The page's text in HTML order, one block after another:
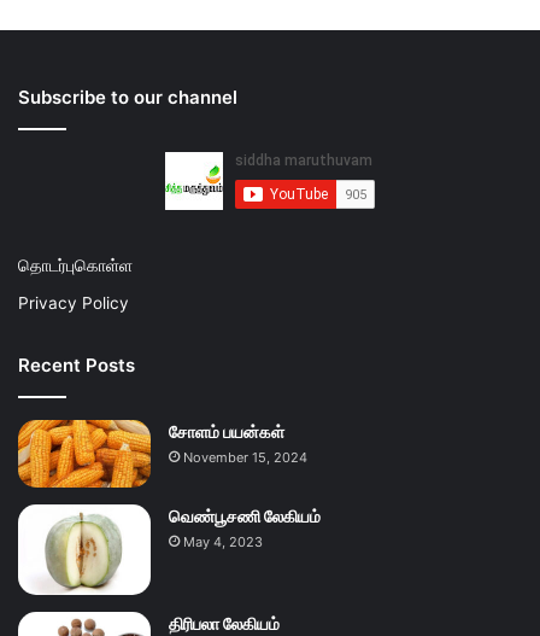
Subscribe to our channel
தொடர்புகொள்ள
Privacy Policy
Recent Posts
சோளம் பயன்கள்
November 15, 2024
வெண்பூசணி லேகியம்
May 4, 2023
திரிபலா லேகியம்